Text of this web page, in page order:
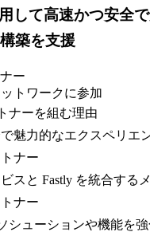
して高速かつ安全
築を支援
ー
トワークに参加
ナーを組む理由
魅力的なエクスペリエ
ナー
スと Fastly を統合する
ナー
シューションや機能を